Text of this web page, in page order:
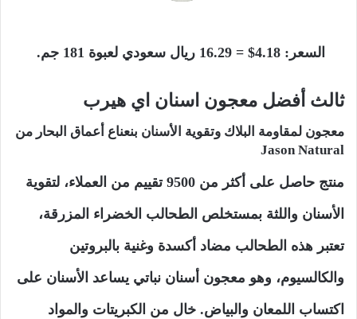
السعر: 4.18$ = 16.29 ريال سعودي لعبوة 181 جم.
ثالث أفضل معجون اسنان اي هيرب
معجون لمقاومة البلاك وتقوية الأسنان بنعناع أعماق البحار من
Jason Natural
منتج حاصل على أكثر من 9500 تقييم من العملاء، لتقوية
الأسنان واللثة بمستخلص الطحالب الخضراء المزرقة،
تعتبر هذه الطحالب مضاد أكسدة وغنية بالبروتين
والكالسيوم، وهو معجون أسنان نباتي يساعد الأسنان على
اكتساب اللمعان والبياض. خال من الكبريتات والمواد